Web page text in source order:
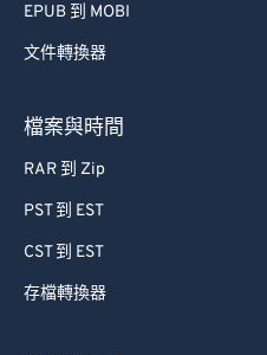
EPUB 到 MOBI
文件轉換器
檔案與時間
RAR 到 Zip
PST 到 EST
CST 到 EST
存檔轉換器